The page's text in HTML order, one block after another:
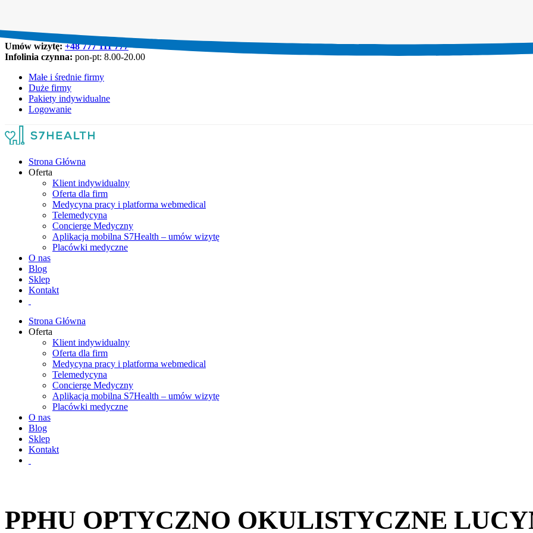
Umów wizytę:+48 777 111 777
Infolinia czynna: pon-pt: 8.00-20.00
Małe i średnie firmy
Duże firmy
Pakiety indywidualne
Logowanie
Strona Główna
Oferta
Klient indywidualny
Oferta dla firm
Medycyna pracy i platforma webmedical
Telemedycyna
Concierge Medyczny
Aplikacja mobilna S7Health – umów wizytę
Placówki medyczne
O nas
Blog
Sklep
Kontakt
Strona Główna
Oferta
Klient indywidualny
Oferta dla firm
Medycyna pracy i platforma webmedical
Telemedycyna
Concierge Medyczny
Aplikacja mobilna S7Health – umów wizytę
Placówki medyczne
O nas
Blog
Sklep
Kontakt
PPHU OPTYCZNO OKULISTYCZNE